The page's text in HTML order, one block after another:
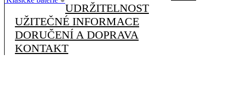
UDRŽITELNOST
UŽITEČNÉ INFORMACE
DORUČENÍ A DOPRAVA
KONTAKT